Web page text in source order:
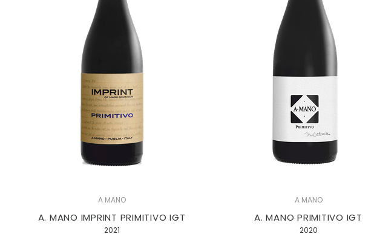
A MANO
A. MANO IMPRINT PRIMITIVO IGT
2021
A MANO
A. MANO PRIMITIVO IGT
2020